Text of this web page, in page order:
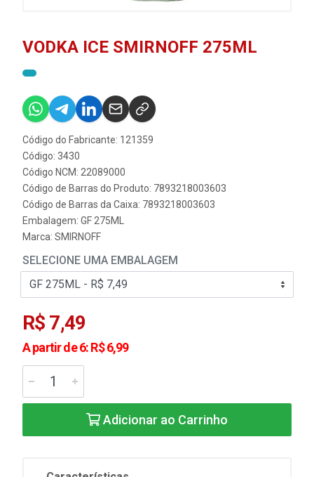
VODKA ICE SMIRNOFF 275ML
Código do Fabricante: 121359
Código: 3430
Código NCM: 22089000
Código de Barras do Produto: 7893218003603
Código de Barras da Caixa: 7893218003603
Embalagem: GF 275ML
Marca: SMIRNOFF
SELECIONE UMA EMBALAGEM
R$ 7,49
A partir de 6: R$ 6,99
Adicionar ao Carrinho